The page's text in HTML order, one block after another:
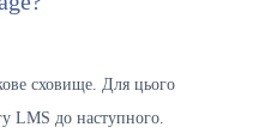
сховище. Для цього
LMS до наступного.